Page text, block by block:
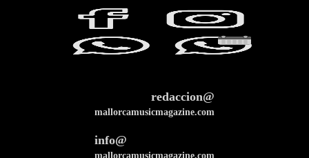
redaccion@
mallorcamusicmagazine.com
info@
mallorcamusicmagazine.com